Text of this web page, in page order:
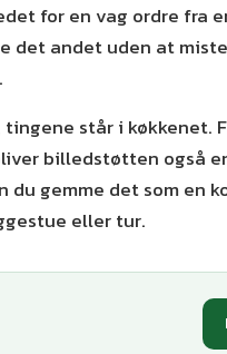
for en vag ordre fra
det andet uden at
står i køkkenet.
billedstøtten også
gemme det som en
eller tur.